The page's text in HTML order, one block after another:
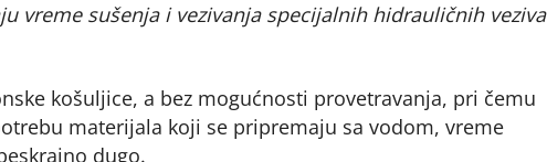
vreme sušenja i vezivanja specijalnih hidrauličnih veziva
košuljice, a bez mogućnosti provetravanja, pri čemu
materijala koji se pripremaju sa vodom, vreme
dugo.